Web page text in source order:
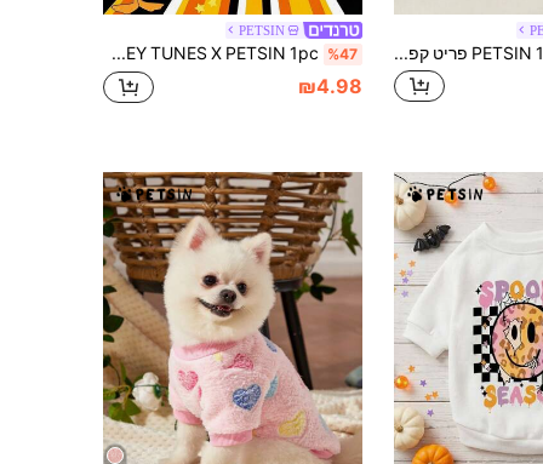
PETSIN 1 פריט קפוצ'ון חמוד לכלב נקניק עם הדפס אותיות צבעוניות של אהבה בבז', רך ונוח, עבה וחם, בגדי חיות מחמד
PETSIN
%47 LOONEY TUNES X PETSIN 1pc בגד לחיות מחמד עם הדפס פנים ברווז שחור קטן ללא כובע, עבה וחם לסתיו וחורף, בד פוליאסטר, נגד פרעושים, פחות נשירה, עמיד בחום, נושם, מתאים לחתולים וכלבים, לשימוש פנימי וחיצוני
₪4.98